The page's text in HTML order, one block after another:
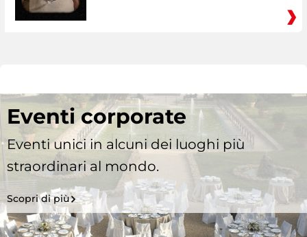
Eventi corporate
Eventi unici in alcuni dei luoghi più
straordinari al mondo.
Scopri di più